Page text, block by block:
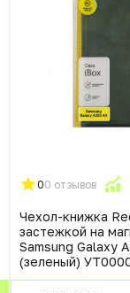
00 отзывов
Чехол-книжка
застежкой на
Samsung Galaxy
(зеленый)